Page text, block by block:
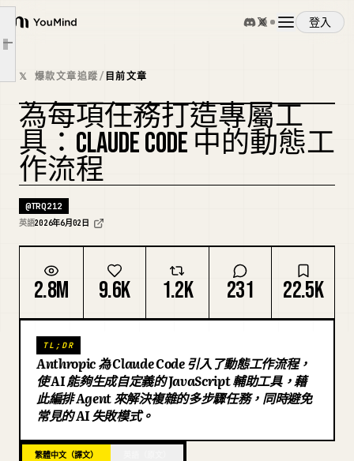
YouMind
登入
概覽
使用案例
技能
提示詞
下載
部落格
文章大綱
深度驗證
記憶與規則遵循
根本原因調查
大規模分類
探索與品味
評估
模型與智慧路由
一個全新的世界
𝕏 爆款文章追蹤/ 目前文章
複刻封面
為每項任務打造專屬工
具：CLAUDE CODE 中的動態工
作流程
@TRQ212
英語2026年6月02日
2.8M 9.6K 1.2K 231 22.5K
TL;DR
Anthropic 為 Claude Code 引入了動態工作流程，
使 AI 能夠生成自定義的 JavaScript 輔助工具，藉
此編排 Agent 來解決複雜的多步驟任務，同時避免
常見的 AI 失敗模式。
繁體中文（譯文）